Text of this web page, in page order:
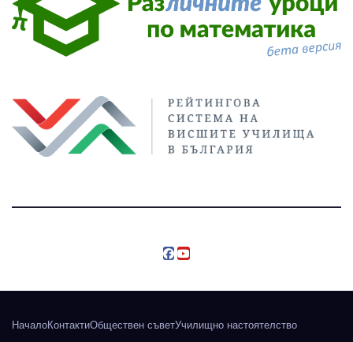
НачалоКонтактиОбществен съветУчилищно настоятелство